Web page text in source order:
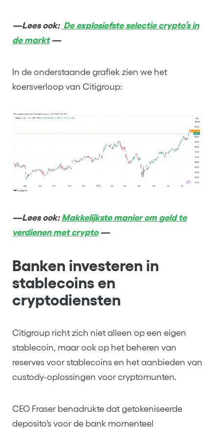
—Lees ook: De explosiefste selectie crypto’s in
de markt —
In de onderstaande grafiek zien we het
koersverloop van Citigroup:
—Lees ook: Makkelijkste manier om geld te
verdienen met crypto—
Banken investeren in
stablecoins en
cryptodiensten
Citigroup richt zich niet alleen op een eigen
stablecoin, maar ook op het beheren van
reserves voor stablecoins en het aanbieden van
custody-oplossingen voor cryptomunten.
CEO Fraser benadrukte dat getokeniseerde
deposito’s voor de bank momenteel